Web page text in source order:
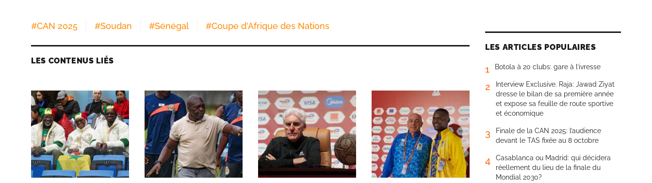
#CAN 2025 #Soudan #Sénégal #Coupe d'Afrique des Nations
LES CONTENUS LIÉS
LES ARTICLES POPULAIRES
1 Botola à 20 clubs: gare à l’ivresse
2
Interview Exclusive. Raja: Jawad Ziyat
dresse le bilan de sa première année
et expose sa feuille de route sportive
et économique
3
Finale de la CAN 2025: l’audience
devant le TAS fixée au 8 octobre
4
Casablanca ou Madrid: qui décidera
réellement du lieu de la finale du
Mondial 2030?